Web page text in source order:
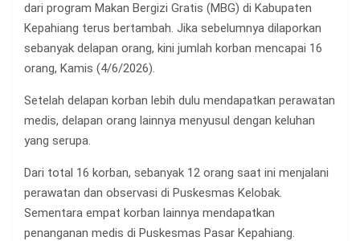
dari program Makan Bergizi Gratis (MBG) di Kabupaten
Kepahiang terus bertambah. Jika sebelumnya dilaporkan
sebanyak delapan orang, kini jumlah korban mencapai 16
orang, Kamis (4/6/2026).
Setelah delapan korban lebih dulu mendapatkan perawatan
medis, delapan orang lainnya menyusul dengan keluhan
yang serupa.
Dari total 16 korban, sebanyak 12 orang saat ini menjalani
perawatan dan observasi di Puskesmas Kelobak.
Sementara empat korban lainnya mendapatkan
penanganan medis di Puskesmas Pasar Kepahiang.